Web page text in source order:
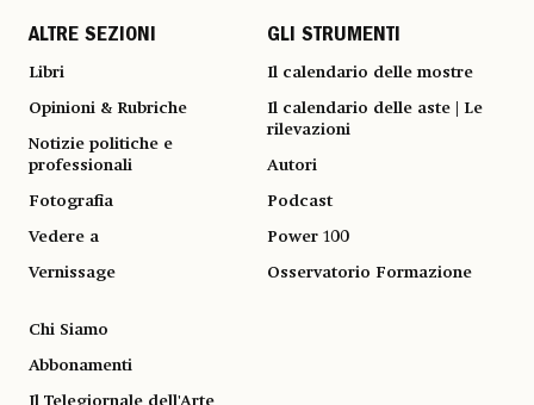
ALTRE SEZIONI
Libri
Opinioni & Rubriche
Notizie politiche e
professionali
Fotografia
Vedere a
Vernissage
GLI STRUMENTI
Il calendario delle mostre
Il calendario delle aste | Le
rilevazioni
Autori
Podcast
Power 100
Osservatorio Formazione
Chi Siamo
Abbonamenti
Il Telegiornale dell'Arte